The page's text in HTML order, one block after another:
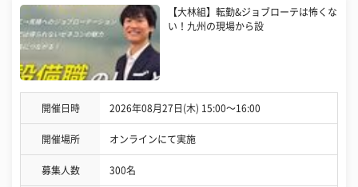
【大林組】転勤&ジョブローテは怖くな
い！九州の現場から設
開催日時 2026年08月27日(木) 15:00〜16:00
開催場所 オンラインにて実施
募集人数 300名